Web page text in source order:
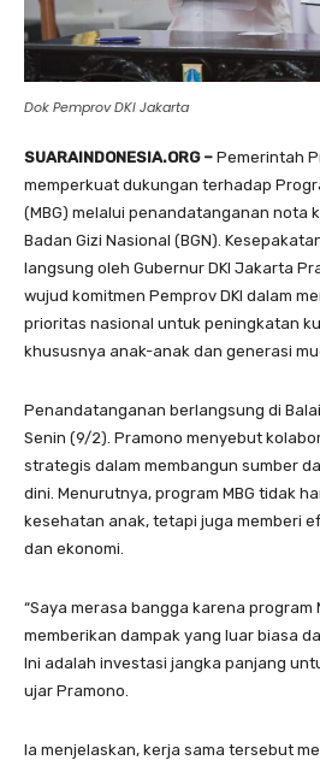
Dok Pemprov DKI Jakarta
SUARAINDONESIA.ORG – Pemerintah
memperkuat dukungan terhadap
(MBG) melalui penandatanganan nota
Badan Gizi Nasional (BGN).
langsung oleh Gubernur DKI Jakarta
wujud komitmen Pemprov DKI dalam
prioritas nasional untuk peningkatan
khususnya anak-anak dan generasi
Penandatanganan berlangsung di
Senin (9/2). Pramono menyebut
strategis dalam membangun sumber
dini. Menurutnya, program MBG tidak
kesehatan anak, tetapi juga memberi
dan ekonomi.
“Saya merasa bangga karena program
memberikan dampak yang luar biasa
Ini adalah investasi jangka panjang
ujar Pramono.
Ia menjelaskan, kerja sama tersebut